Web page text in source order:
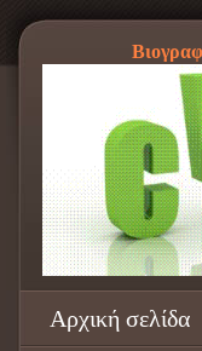
Αρχική σελίδα